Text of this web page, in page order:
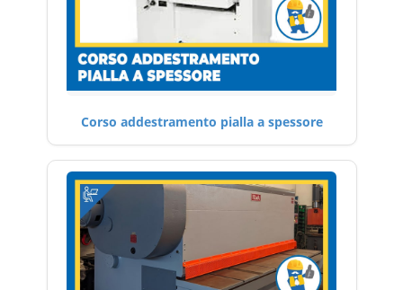
Corso addestramento pialla a spessore